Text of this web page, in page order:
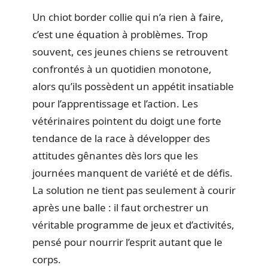
Un chiot border collie qui n’a rien à faire,
c’est une équation à problèmes. Trop
souvent, ces jeunes chiens se retrouvent
confrontés à un quotidien monotone,
alors qu’ils possèdent un appétit insatiable
pour l’apprentissage et l’action. Les
vétérinaires pointent du doigt une forte
tendance de la race à développer des
attitudes gênantes dès lors que les
journées manquent de variété et de défis.
La solution ne tient pas seulement à courir
après une balle : il faut orchestrer un
véritable programme de jeux et d’activités,
pensé pour nourrir l’esprit autant que le
corps.